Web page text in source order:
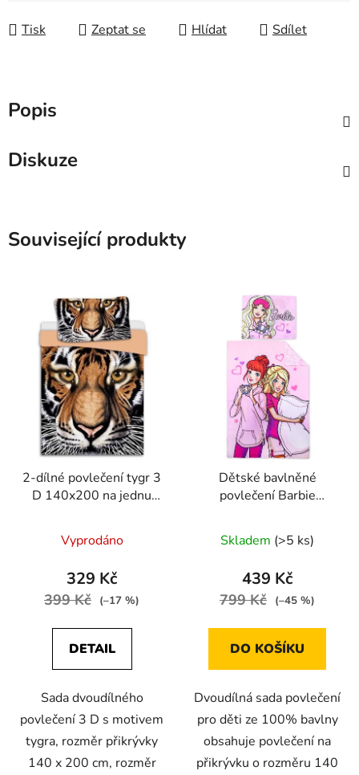
Tisk Zeptat se Hlídat Sdílet
Popis
Diskuze
Související produkty
2-dílné povlečení tygr 3
D 140x200 na jednu
Vyprodáno
329 Kč
399 Kč (–17 %)
DETAIL
Sada dvoudílného
povlečení 3 D s motivem
tygra, rozměr přikrývky
140 x 200 cm, rozměr
Dětské bavlněné
povlečení Barbie
Skladem (>5 ks)
439 Kč
799 Kč (–45 %)
DO KOŠÍKU
Dvoudílná sada povlečení
pro děti ze 100% bavlny
obsahuje povlečení na
přikrývku o rozměru 140